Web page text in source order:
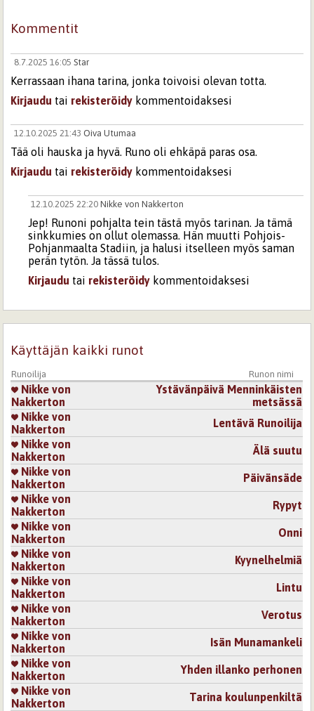
Kommentit
8.7.2025 16:05 Star
Kerrassaan ihana tarina, jonka toivoisi olevan totta.
Kirjaudu tai rekisteröidy kommentoidaksesi
12.10.2025 21:43 Oiva Utumaa
Tää oli hauska ja hyvä. Runo oli ehkäpä paras osa.
Kirjaudu tai rekisteröidy kommentoidaksesi
12.10.2025 22:20Nikke von Nakkerton
Jep! Runoni pohjalta tein tästä myös tarinan. Ja tämä
sinkkumies on ollut olemassa. Hän muutti Pohjois-
Pohjanmaalta Stadiin, ja halusi itselleen myös saman
perän tytön. Ja tässä tulos.
Kirjaudu tai rekisteröidy kommentoidaksesi
13.10.2025 0:13Oiva Utumaa
muuttanut että on ollut esikuvana, hänestä on
kirjoitettu...
kommentoidaksesi
13.10.2025 9:54Nikke von Nakkerton
Tiesi. Ja oli tyytyväinen myös runoon.
Kirjaudu
Käyttäjän kaikki runot
Runoilija Runon nimi
Nikke von
Nakkerton
Ystävänpäivä Menninkäisten
metsässä
Nikke von
Nakkerton
Lentävä Runoilija
Nikke von
Nakkerton
Älä suutu
Nikke von
Nakkerton
Päivänsäde
Nikke von
Nakkerton
Rypyt
Nikke von
Nakkerton
Onni
Nikke von
Nakkerton
Kyynelhelmiä
Nikke von
Nakkerton
Lintu
Nikke von
Nakkerton
Verotus
Nikke von
Nakkerton
Isän Munamankeli
Nikke von
Nakkerton
Yhden illanko perhonen
Nikke von
Nakkerton
Tarina koulunpenkiltä